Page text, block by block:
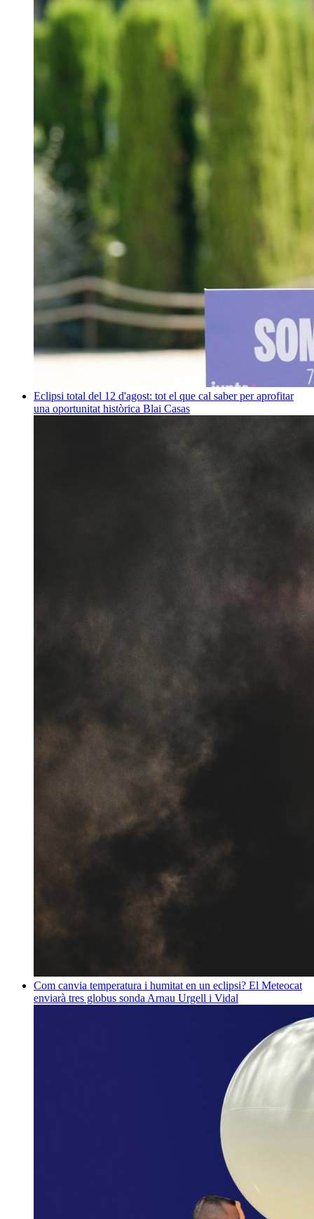
Eclipsi total del 12 d'agost: tot el que cal saber per aprofitar
una oportunitat històrica Blai Casas
Com canvia temperatura i humitat en un eclipsi? El Meteocat
enviarà tres globus sonda Arnau Urgell i Vidal